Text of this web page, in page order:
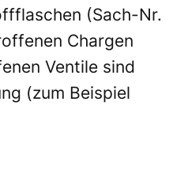
(Sach-Nr.
Chargen
Ventile sind
(zum Beispiel